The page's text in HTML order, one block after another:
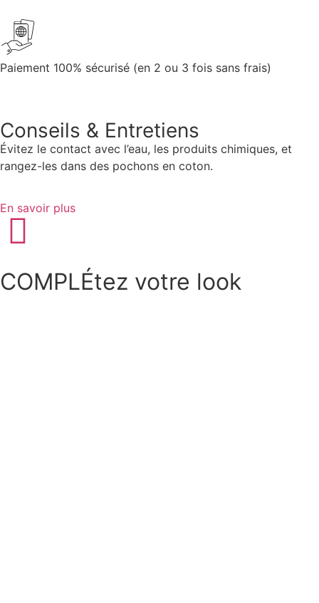
Paiement 100% sécurisé (en 2 ou 3 fois sans frais)
Conseils & Entretiens
Évitez le contact avec l’eau, les produits chimiques, et
rangez-les dans des pochons en coton.
En savoir plus
COMPLÉtez votre look